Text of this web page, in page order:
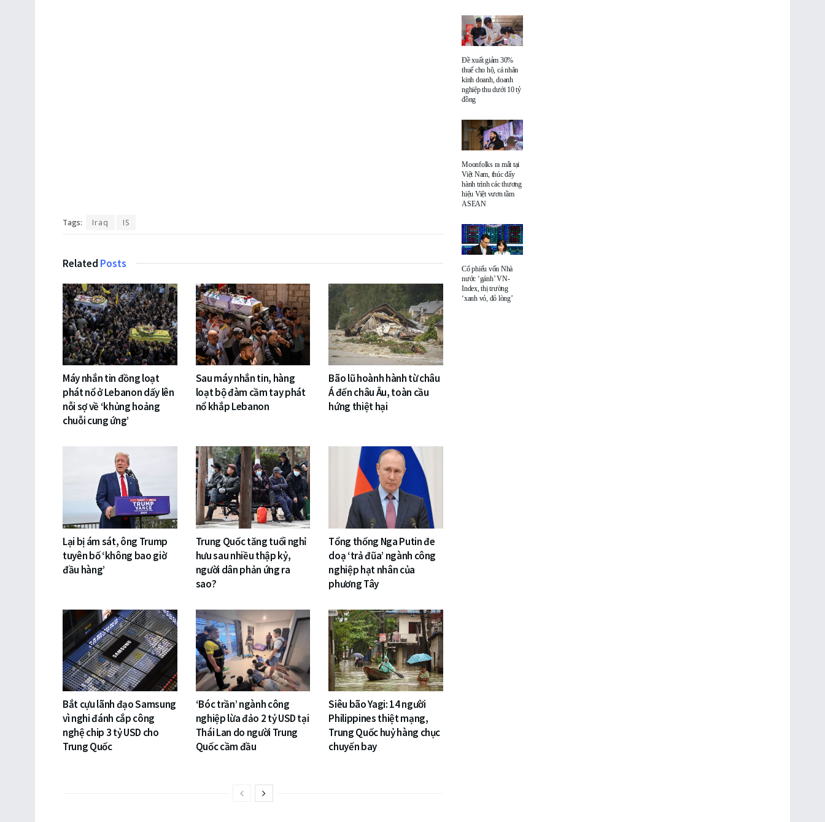
Tags: Iraq IS
Related Posts
Máy nhắn tin đồng loạt
phát nổ ở Lebanon dấy lên
nỗi sợ về ‘khủng hoảng
chuỗi cung ứng’
Sau máy nhắn tin, hàng
loạt bộ đàm cầm tay phát
nổ khắp Lebanon
Bão lũ hoành hành từ châu
Á đến châu Âu, toàn cầu
hứng thiệt hại
Lại bị ám sát, ông Trump
tuyên bố ‘không bao giờ
đầu hàng’
Trung Quốc tăng tuổi nghỉ
hưu sau nhiều thập kỷ,
người dân phản ứng ra
sao?
Tổng thống Nga Putin đe
doạ ‘trả đũa’ ngành công
nghiệp hạt nhân của
phương Tây
Bắt cựu lãnh đạo Samsung
vì nghi đánh cắp công
nghệ chip 3 tỷ USD cho
Trung Quốc
‘Bóc trần’ ngành công
nghiệp lừa đảo 2 tỷ USD tại
Thái Lan do người Trung
Quốc cầm đầu
Siêu bão Yagi: 14 người
Philippines thiệt mạng,
Trung Quốc huỷ hàng chục
chuyến bay
Đề xuất giảm 30%
thuế cho hộ, cá nhân
kinh doanh, doanh
nghiệp thu dưới 10 tỷ
đồng
Moonfolks ra mắt tại
Việt Nam, thúc đẩy
hành trình các thương
hiệu Việt vươn tầm
ASEAN
Cổ phiếu vốn Nhà
nước ‘gánh’ VN-
Index, thị trường
‘xanh vỏ, đỏ lòng’